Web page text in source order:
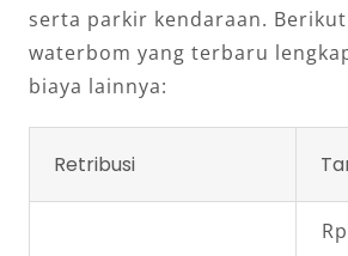
serta parkir kendaraan.
waterbom yang terbaru
biaya lainnya:
Retribusi